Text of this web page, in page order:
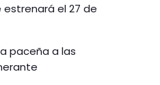
estrenará el 27 de
paceña a las